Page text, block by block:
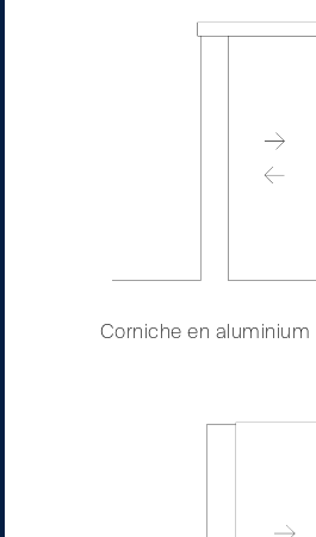
Corniche en aluminium